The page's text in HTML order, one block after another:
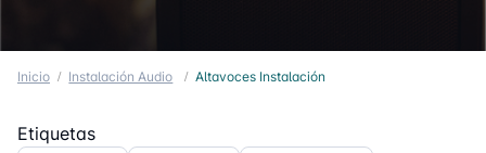
Inicio Instalación Audio Altavoces Instalación
Etiquetas